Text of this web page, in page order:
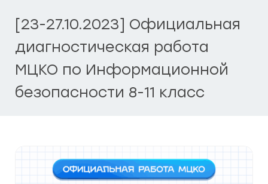
[23-27.10.2023] Официальная
диагностическая работа
МЦКО по Информационной
безопасности 8-11 класс